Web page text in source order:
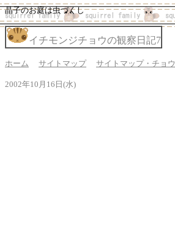
晶子のお庭は虫づくし
イチモンジチョウの観察日記7
ホーム サイトマップ サイトマップ・チョウ
2002年10月16日(水)